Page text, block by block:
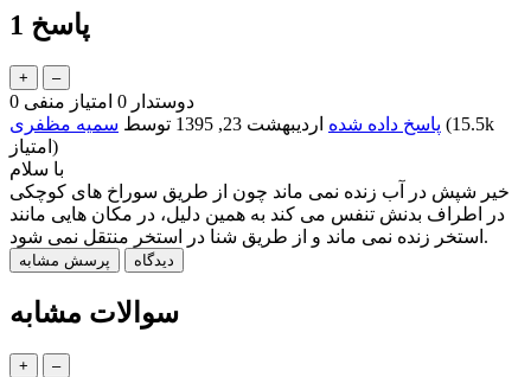
1 پاسخ
0 دوستدار 0 امتیاز منفی
پاسخ داده شده اردیبهشت 23, 1395 توسط سمیه مظفری (
15.5k
امتیاز)
با سلام
خیر شپش در آب زنده نمی ماند چون از طریق سوراخ های کوچکی
در اطراف بدنش تنفس می کند به همین دلیل، در مکان هایی مانند
استخر زنده نمی ماند و از طریق شنا در استخر منتقل نمی شود.
سوالات مشابه